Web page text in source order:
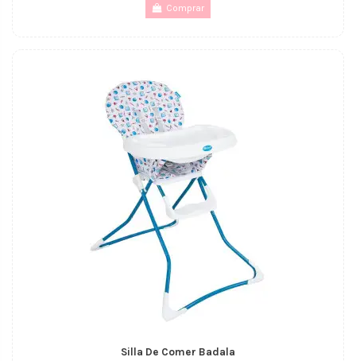
Comprar
Silla De Comer Badala